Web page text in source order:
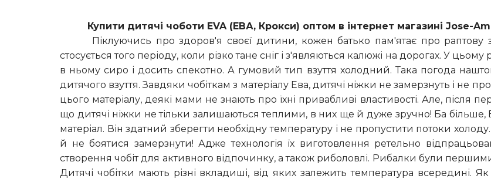
Купити дитячі чоботи EVA (ЕВА, Крокси) оптом в інтернет магазині Jose-
Піклуючись про здоров'я своєї дитини, кожен батько пам'ятає про
стосується того періоду, коли різко тане сніг і з'являються калюжі на дорогах. У цьому
в ньому сиро і досить спекотно. А гумовий тип взуття холодний. Така погода
дитячого взуття. Завдяки чобіткам з матеріалу Ева, дитячі ніжки не замерзнуть і не
цього матеріалу, деякі мами не знають про їхні привабливі властивості. Але, після
що дитячі ніжки не тільки залишаються теплими, в них ще й дуже зручно! Ба більше,
матеріал. Він здатний зберегти необхідну температуру і не пропустити потоки
й не боятися замерзнути! Адже технологія їх виготовлення ретельно
створення чобіт для активного відпочинку, а також риболовлі. Рибалки були
Дитячі чобітки мають різні вкладиші, від яких залежить температура всередині.